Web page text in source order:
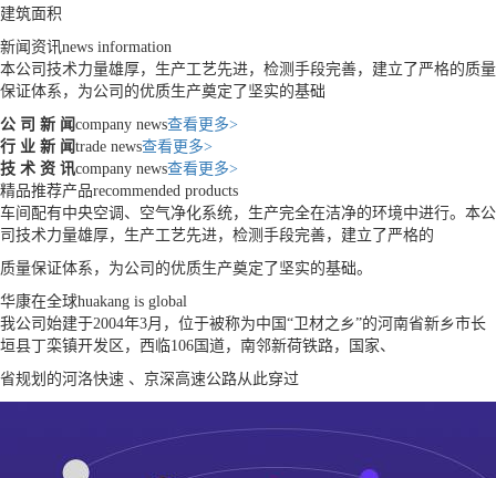
建筑面积
新闻资讯news information
本公司技术力量雄厚，生产工艺先进，检测手段完善，建立了严格的质量
保证体系，为公司的优质生产奠定了坚实的基础
公 司 新 闻company news查看更多>
行 业 新 闻trade news查看更多>
技 术 资 讯company news查看更多>
精品推荐产品recommended products
车间配有中央空调、空气净化系统，生产完全在洁净的环境中进行。本公
司技术力量雄厚，生产工艺先进，检测手段完善，建立了严格的
质量保证体系，为公司的优质生产奠定了坚实的基础。
华康在全球huakang is global
我公司始建于2004年3月，位于被称为中国“卫材之乡”的河南省新乡市长
垣县丁栾镇开发区，西临106国道，南邻新荷铁路，国家、
省规划的河洛快速 、京深高速公路从此穿过